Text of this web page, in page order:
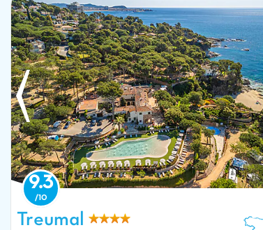
Piscina, playa en el camping CAPFUN Treumal en Platja d'Aro (17).
9.3
Treumal